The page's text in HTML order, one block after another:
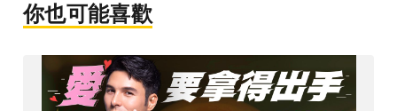
你也可能喜歡